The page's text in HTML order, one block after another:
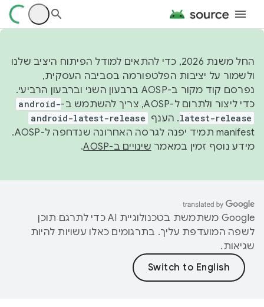
החל משנת 2026, כדי להתאים למודל הפיתוח היציב שלנו
ולשמור על יציבות הפלטפורמה בסביבה העסקית,
נפרסם קוד מקור ב-AOSP ברבעון השני וברבעון הרביעי.
כדי ליצור ולתרום ל-AOSP, צריך להשתמש ב-
android-
latest-release. הענף android-latest-release
manifest תמיד יפנה לגרסה האחרונה שנדחפה ל-AOSP.
מידע נוסף זמין במאמר שינויים ב-AOSP .
‫Google משתמשת בטכנולוגיית AI כדי לתרגם תוכן
לשפה המועדפת עליך. בתרגומים כאלו עשויות להיות
שגיאות.